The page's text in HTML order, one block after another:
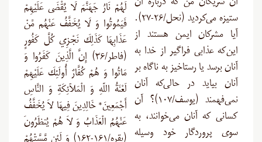
آن شریکان من که درباره آن
ستیزه می‌کردید (نحل/۲۶-۲۷).
آیا مشرکان ایمن هستند از
این‌که عذابی فراگیر از خدا به
آنان برسد یا رستاخیز به ناگاه بر
آنان بیاید در حالی‌که آنان
نمی‌فهمند (یوسف/۱۰۷)؟ آن
کسانی که آنان می‌خوانند، به
سوی پروردگار خود وسیله
لَهُمْ نَارُ جَهَنَّمَ لَا يُقْضَى عَلَيْهِمْ
فَيَمُوتُوا وَ لَا يُخَفَّفُ عَنْهُم مِّنْ
عَذَابِهَا كَذَلِكَ نَجْزِي كُلَّ كَفُورٍ
(فاطر/۳۶) إِنَّ الَّذِينَ كَفَرُوا وَ
مَاتُوا وَ هُمْ كُفَّارٌ أُولَئِكَ عَلَيْهِمْ
لَعْنَةُ اللّهِ وَ الْمَلآئِكَةِ وَ النَّاسِ
أَجْمَعِينَ* خَالِدِينَ فِيهَا لاَ يُخَفَّفُ
عَنْهُمُ الْعَذَابُ وَ لاَ هُمْ يُنظَرُونَ